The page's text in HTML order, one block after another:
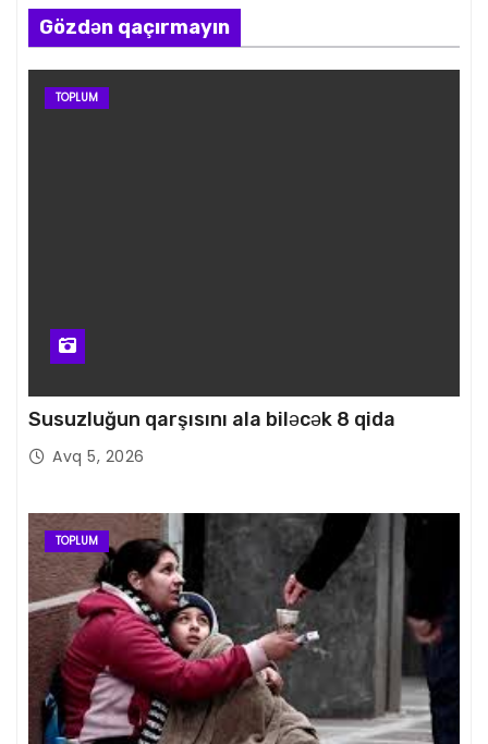
Gözdən qaçırmayın
TOPLUM
Susuzluğun qarşısını ala biləcək 8 qida
Avq 5, 2026
TOPLUM